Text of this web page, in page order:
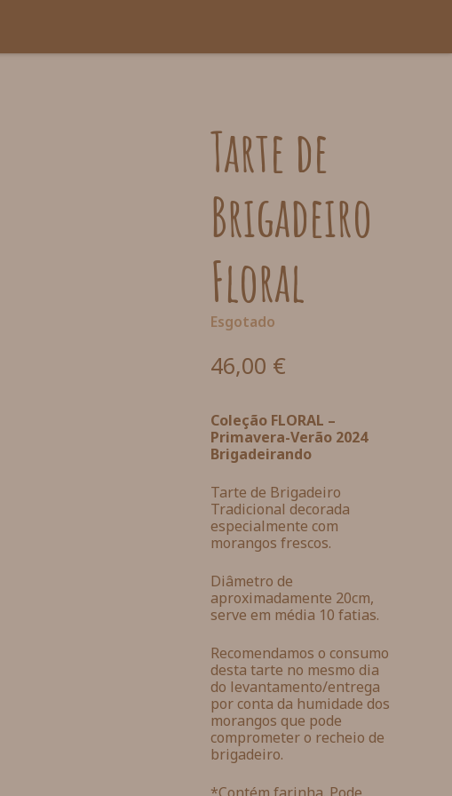
Tarte de
Brigadeiro
Floral
46,00 €
Coleção FLORAL –
Primavera-Verão 2024
Brigadeirando
Tarte de Brigadeiro
Tradicional decorada
especialmente com
morangos frescos.
Diâmetro de
aproximadamente 20cm,
serve em média 10 fatias.
Recomendamos o consumo
desta tarte no mesmo dia
do levantamento/entrega
por conta da humidade dos
morangos que pode
comprometer o recheio de
brigadeiro.
Esgotado